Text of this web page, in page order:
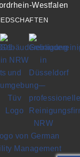
Westfalen